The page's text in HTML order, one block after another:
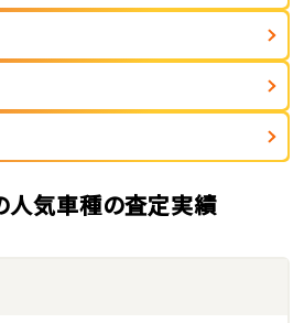
人気車種の査定実績